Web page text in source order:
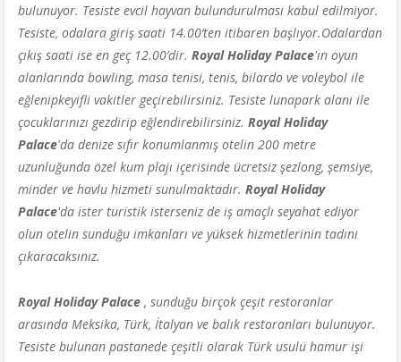
bulunuyor. Tesiste evcil hayvan bulundurulması kabul edilmiyor.
Tesiste, odalara giriş saati 14.00’ten itibaren başlıyor.Odalardan
çıkış saati ise en geç 12.00’dir.Royal Holiday Palace'ınoyun
alanlarında bowling, masa tenisi, tenis, bilardo ve voleybol ile
eğlenipkeyifli vakitler geçirebilirsiniz. Tesiste lunapark alanı ile
çocuklarınızı gezdirip eğlendirebilirsiniz.Royal Holiday
Palace'da denize sıfır konumlanmış otelin 200 metre
uzunluğunda özel kum plajı içerisinde ücretsiz şezlong, şemsiye,
minder ve havlu hizmeti sunulmaktadır.Royal Holiday
Palace'da ister turistik isterseniz de iş amaçlı seyahat ediyor
olun otelin sunduğu imkanları ve yüksek hizmetlerinin tadını
çıkaracaksınız.
Royal Holiday Palace , sunduğu birçok çeşit restoranlar
arasında Meksika, Türk, İtalyan ve balık restoranları bulunuyor.
Tesiste bulunan pastanede çeşitli olarak Türk usulü hamur işi